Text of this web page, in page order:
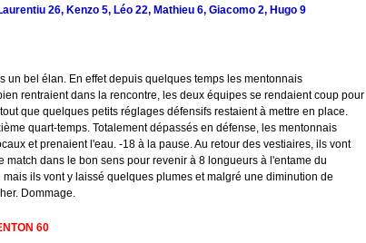
26, Kenzo 5, Léo 22, Mathieu 6, Giacomo 2, Hugo 9
un bel élan. En effet depuis quelques temps les mentonnais
rentraient dans la rencontre, les deux équipes se rendaient coup pour
que quelques petits réglages défensifs restaient à mettre en place.
quart-temps. Totalement dépassés en défense, les mentonnais
et prenaient l'eau. -18 à la pause. Au retour des vestiaires, ils vont
match dans le bon sens pour revenir à 8 longueurs à l'entame du
ils vont y laissé quelques plumes et malgré une diminution de
Dommage.
60